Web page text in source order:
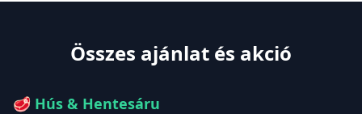
Összes ajánlat és akció
🥩 Hús & Hentesáru